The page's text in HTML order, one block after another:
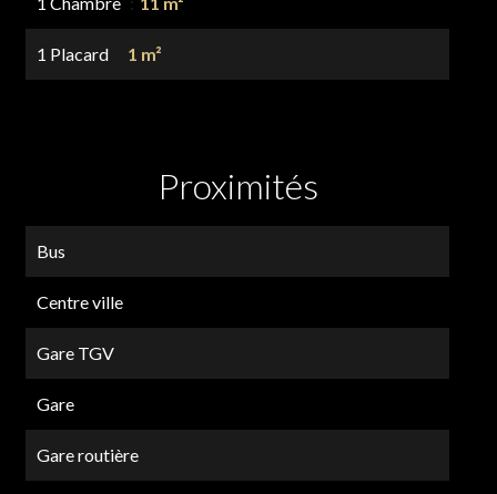
1 Placard 1 m²
Proximités
Bus
Centre ville
Gare TGV
Gare
Gare routière